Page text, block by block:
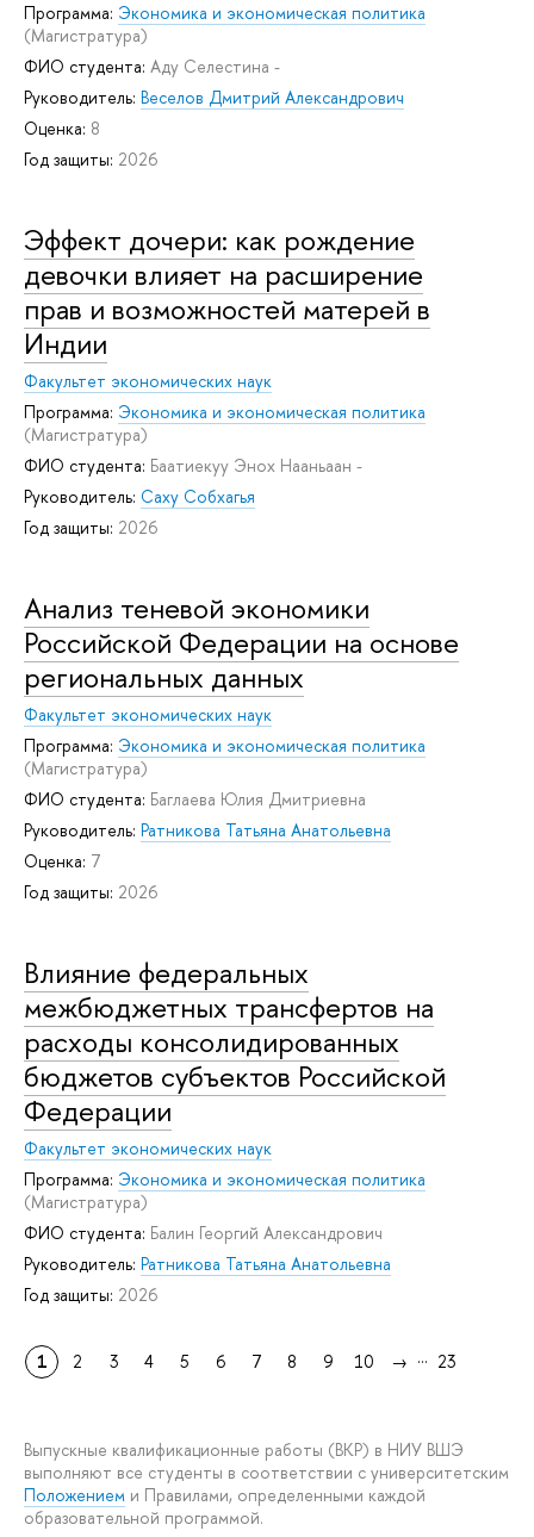
Программа: Экономика и экономическая политика
(Магистратура)
ФИО студента: Аду Селестина -
Руководитель: Веселов Дмитрий Александрович
Оценка: 8
Год защиты: 2026
Эффект дочери: как рождение
девочки влияет на расширение
прав и возможностей матерей в
Индии
Факультет экономических наук
Программа: Экономика и экономическая политика
(Магистратура)
ФИО студента: Баатиекуу Энох Нааньаан -
Руководитель: Саху Собхагья
Год защиты: 2026
Анализ теневой экономики
Российской Федерации на основе
региональных данных
Факультет экономических наук
Программа: Экономика и экономическая политика
(Магистратура)
ФИО студента: Баглаева Юлия Дмитриевна
Руководитель: Ратникова Татьяна Анатольевна
Оценка: 7
Год защиты: 2026
Влияние федеральных
межбюджетных трансфертов на
расходы консолидированных
бюджетов субъектов Российской
Федерации
Факультет экономических наук
Программа: Экономика и экономическая политика
(Магистратура)
ФИО студента: Балин Георгий Александрович
Руководитель: Ратникова Татьяна Анатольевна
Год защиты: 2026
1 2 3 4 5 6 7 8 9 10 → ... 23
Выпускные квалификационные работы (ВКР) в НИУ ВШЭ
выполняют все студенты в соответствии с университетским
Положением и Правилами, определенными каждой
образовательной программой.